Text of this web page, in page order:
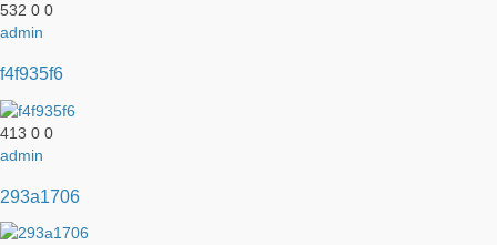
532 0 0
admin
f4f935f6
413 0 0
admin
293a1706